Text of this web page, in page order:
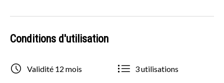
Conditions d'utilisation
Validité 12 mois 3 utilisations